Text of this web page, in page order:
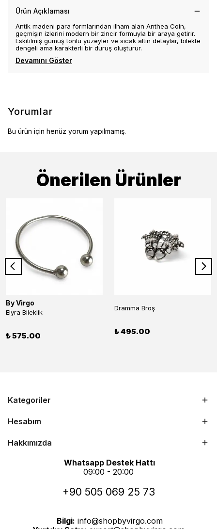
Ürün Açıklaması
Antik madeni para formlarından ilham alan Anthea Coin,
geçmişin izlerini modern bir zincir formuyla bir araya getirir.
Eskitilmiş gümüş tonlu yüzeyler ve sıcak altın detaylar, bilekte
dengeli ama karakterli bir duruş oluşturur.
Devamını Göster
Yorumlar
Bu ürün için henüz yorum yapılmamış.
Önerilen Ürünler
By Virgo
Elyra Bileklik
₺ 575.00
Dramma Broş
₺ 495.00
Kategoriler
Hesabım
Hakkımızda
Whatsapp Destek Hattı
09:00 - 20:00
+90 505 069 25 73
Bilgi: info@shopbyvirgo.com